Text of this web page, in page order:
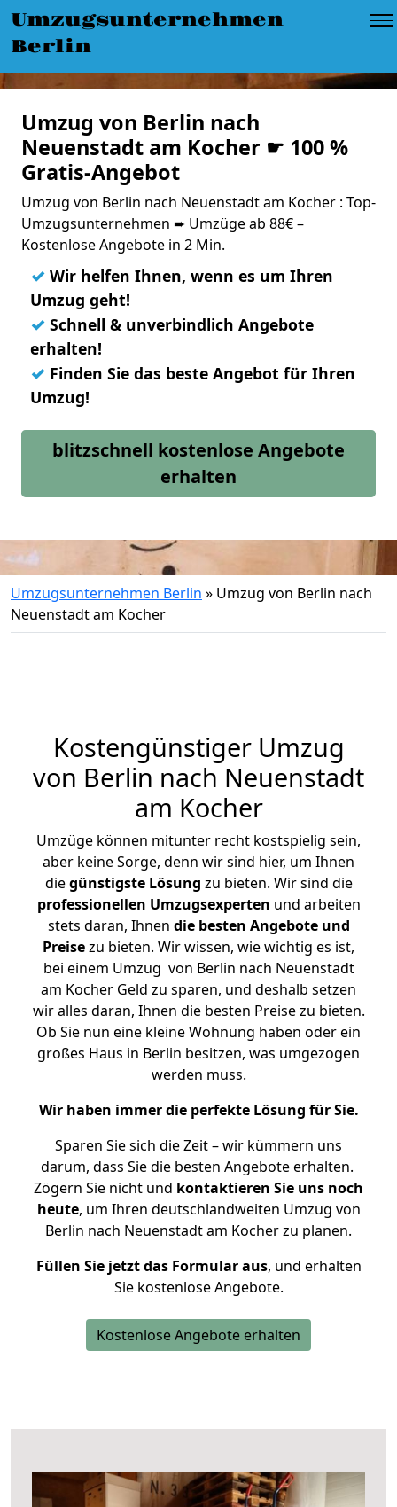
Umzugsunternehmen
Berlin
Umzug von Berlin nach
Neuenstadt am Kocher ☛ 100 %
Gratis-Angebot
Umzug von Berlin nach Neuenstadt am Kocher : Top-
Umzugsunternehmen ➨ Umzüge ab 88€ –
Kostenlose Angebote in 2 Min.
✓ Wir helfen Ihnen, wenn es um Ihren
Umzug geht!
✓ Schnell & unverbindlich Angebote
erhalten!
✓ Finden Sie das beste Angebot für Ihren
Umzug!
blitzschnell kostenlose Angebote
erhalten
Umzugsunternehmen Berlin » Umzug von Berlin nach
Neuenstadt am Kocher
Kostengünstiger Umzug
von Berlin nach Neuenstadt
am Kocher
Umzüge können mitunter recht kostspielig sein,
aber keine Sorge, denn wir sind hier, um Ihnen
diegünstigste Lösung zu bieten. Wir sind die
professionellen Umzugsexperten und arbeiten
stets daran, Ihnen die besten Angebote und
Preisezu bieten. Wir wissen, wie wichtig es ist,
bei einem Umzug von Berlin nach Neuenstadt
am Kocher Geld zu sparen, und deshalb setzen
wir alles daran, Ihnen die besten Preise zu bieten.
Ob Sie nun eine kleine Wohnung haben oder ein
großes Haus in Berlin besitzen, was umgezogen
werden muss.
Wir haben immer die perfekte Lösung für Sie.
Sparen Sie sich die Zeit – wir kümmern uns
darum, dass Sie die besten Angebote erhalten.
Zögern Sie nicht und kontaktieren Sie uns noch
heute, um Ihren deutschlandweiten Umzug von
Berlin nach Neuenstadt am Kocher zu planen.
Füllen Sie jetzt das Formular aus, und erhalten
Sie kostenlose Angebote.
Kostenlose Angebote erhalten